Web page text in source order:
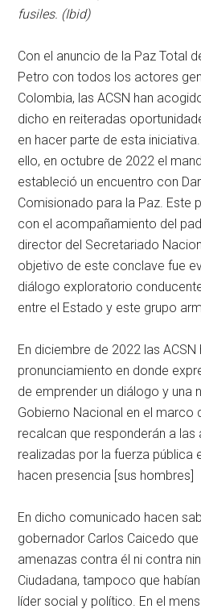
fusiles. (Ibid)
Con el anuncio de la Paz Total
Petro con todos los actores
Colombia, las ACSN han
dicho en reiteradas
en hacer parte de esta
ello, en octubre de 2022 el
estableció un encuentro con
Comisionado para la Paz. Este
con el acompañamiento del
director del Secretariado
objetivo de este conclave fue
diálogo exploratorio
entre el Estado y este grupo
En diciembre de 2022 las ACSN
pronunciamiento en donde
de emprender un diálogo y una
Gobierno Nacional en el marco
recalcan que responderán a
realizadas por la fuerza pública
hacen presencia [sus hombres]
En dicho comunicado hacen
gobernador Carlos Caicedo
amenazas contra él ni contra
Ciudadana, tampoco que
líder social y político. En el